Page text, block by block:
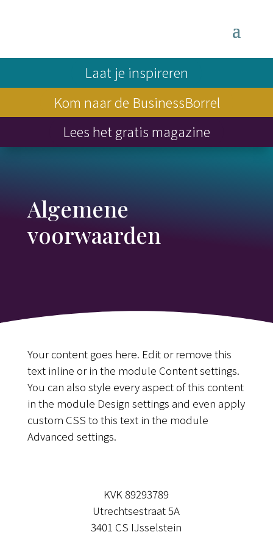
Laat je inspireren
Kom naar de BusinessBorrel
Lees het gratis magazine
Algemene
voorwaarden
Your content goes here. Edit or remove this
text inline or in the module Content settings.
You can also style every aspect of this content
in the module Design settings and even apply
custom CSS to this text in the module
Advanced settings.
KVK 89293789
Utrechtsestraat 5A
3401 CS IJsselstein